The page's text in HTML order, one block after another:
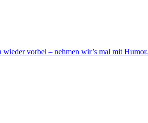
vorbei – nehmen wir’s mal mit Humor.